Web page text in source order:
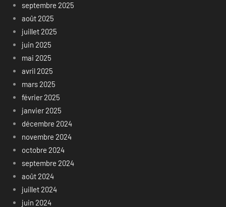
septembre 2025
août 2025
juillet 2025
juin 2025
mai 2025
avril 2025
mars 2025
février 2025
janvier 2025
décembre 2024
novembre 2024
octobre 2024
septembre 2024
août 2024
juillet 2024
juin 2024